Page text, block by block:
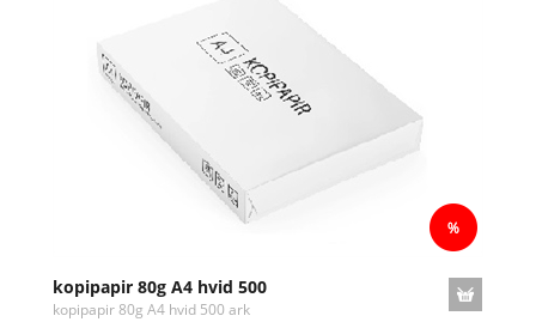
kopipapir 80g A4 hvid 500
kopipapir 80g A4 hvid 500 ark